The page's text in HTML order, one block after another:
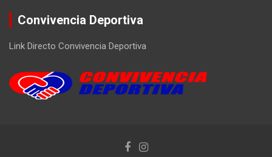
Convivencia Deportiva
Link Directo Convivencia Deportiva